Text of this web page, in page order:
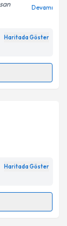
Aydınlatma
belirtilen
Devamı
Haritada Göster
talebi
için bir
belirtilen
Haritada Göster